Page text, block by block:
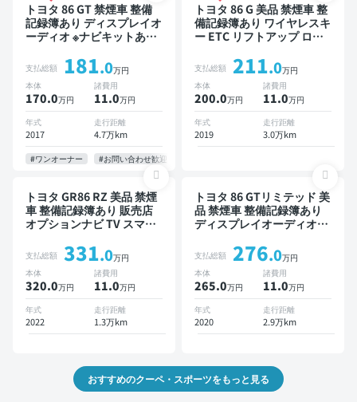
トヨタ 86 GT 禁煙車 整備
記録簿あり ディスプレイオ
ーディオ ※ナビキットあり
トキー ETC バックモニタ
ー
支払総額 181.0万円
本体
170.0万円
諸費用
11.0万円
年式
2017
走行距離
4.7万km
#ワンオーナー #お問い合わせ歓迎
トヨタ 86 G 美品 禁煙車 整
備記録簿あり ワイヤレスキ
ー ETC リフトアップ ロー
支払総額 211.0万円
本体
200.0万円
諸費用
11.0万円
年式
2019
走行距離
3.0万km
トヨタ GR86 RZ 美品 禁煙
車 整備記録簿あり 販売店
オプションナビ TV スマー
ー ドライブレコーダー
支払総額 331.0万円
本体
320.0万円
諸費用
11.0万円
年式
2022
走行距離
1.3万km
トヨタ 86 GTリミテッド 美
品 禁煙車 整備記録簿あり
ディスプレイオーディオ
ニター ドライブレコーダー
支払総額 276.0万円
本体
265.0万円
諸費用
11.0万円
年式
2020
走行距離
2.9万km
おすすめのクーペ・スポーツをもっと見る